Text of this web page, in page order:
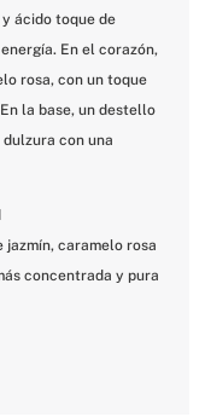
ácido toque de
En el corazón,
rosa, con un toque
la base, un destello
con una
jazmín, caramelo rosa
concentrada y pura